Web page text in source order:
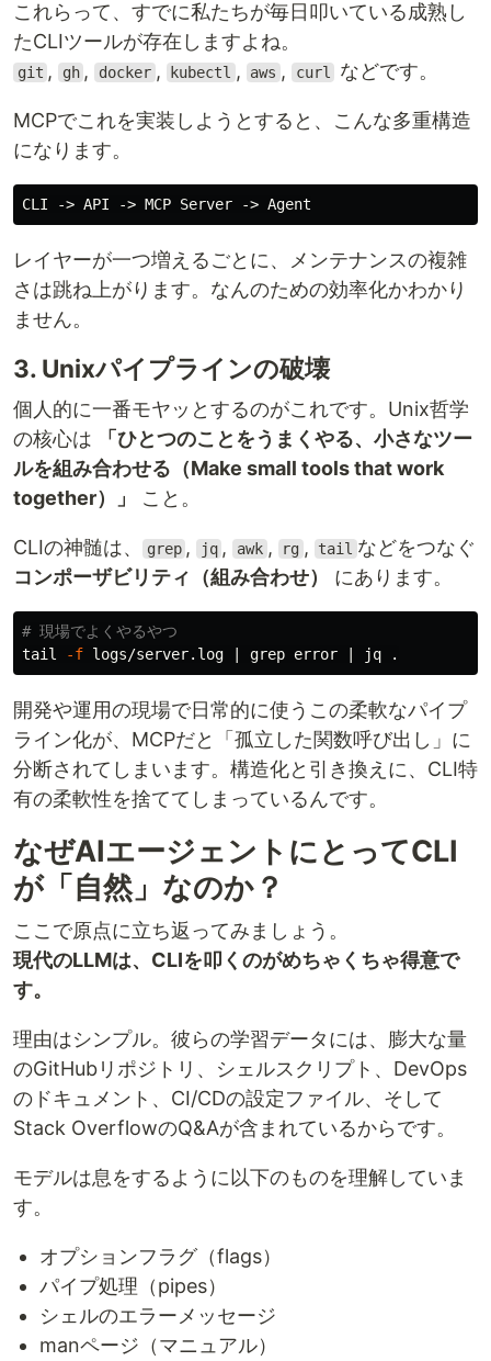
これらって、すでに私たちが毎日叩いている成熟し
たCLIツールが存在しますよね。
git , gh , docker , kubectl , aws , curl などです。
MCPでこれを実装しようとすると、こんな多重構造
になります。
レイヤーが一つ増えるごとに、メンテナンスの複雑
さは跳ね上がります。なんのための効率化かわかり
ません。
3. Unixパイプラインの破壊
個人的に一番モヤッとするのがこれです。Unix哲学
の核心は
「ひとつのことをうまくやる、小さなツー
ルを組み合わせる（Make small tools that work
together）」
こと。
CLIの神髄は、 grep , jq , awk , rg , tail などをつなぐ
コンポーザビリティ（組み合わせ）
にあります。
# 現場でよくやるやつ
tail
-f logs/server.log | grep error | jq .
開発や運用の現場で日常的に使うこの柔軟なパイプ
ライン化が、MCPだと「孤立した関数呼び出し」に
分断されてしまいます。構造化と引き換えに、CLI特
有の柔軟性を捨ててしまっているんです。
なぜAIエージェントにとってCLI
が「自然」なのか？
ここで原点に立ち返ってみましょう。
現代のLLMは、CLIを叩くのがめちゃくちゃ得意で
す。
理由はシンプル。彼らの学習データには、膨大な量
のGitHubリポジトリ、シェルスクリプト、DevOps
のドキュメント、CI/CDの設定ファイル、そして
Stack OverflowのQ&Aが含まれているからです。
モデルは息をするように以下のものを理解していま
す。
オプションフラグ（flags）
パイプ処理（pipes）
シェルのエラーメッセージ
manページ（マニュアル）